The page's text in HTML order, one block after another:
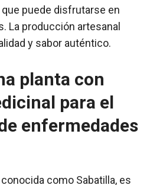
puede disfrutarse en
La producción artesanal
y sabor auténtico.
planta con
para el
enfermedades
como Sabatilla, es